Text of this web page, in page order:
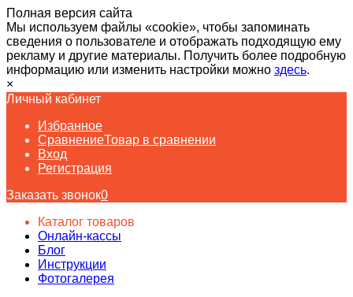
Полная версия сайта
Мы используем файлы «cookie», чтобы запоминать
сведения о пользователе и отображать подходящую ему
рекламу и другие материалы. Получить более подробную
информацию или изменить настройки можно здесь.
×
Личный кабинет
Избранное
СравнениеТовар в сравнении
Вход
Регистрация
Заказать звонок0
Каталог товаров
Онлайн-кассы
Блог
Инструкции
Фотогалерея